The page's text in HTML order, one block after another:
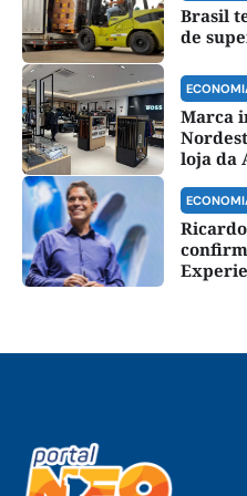
Brasil
de
Marca
loja da